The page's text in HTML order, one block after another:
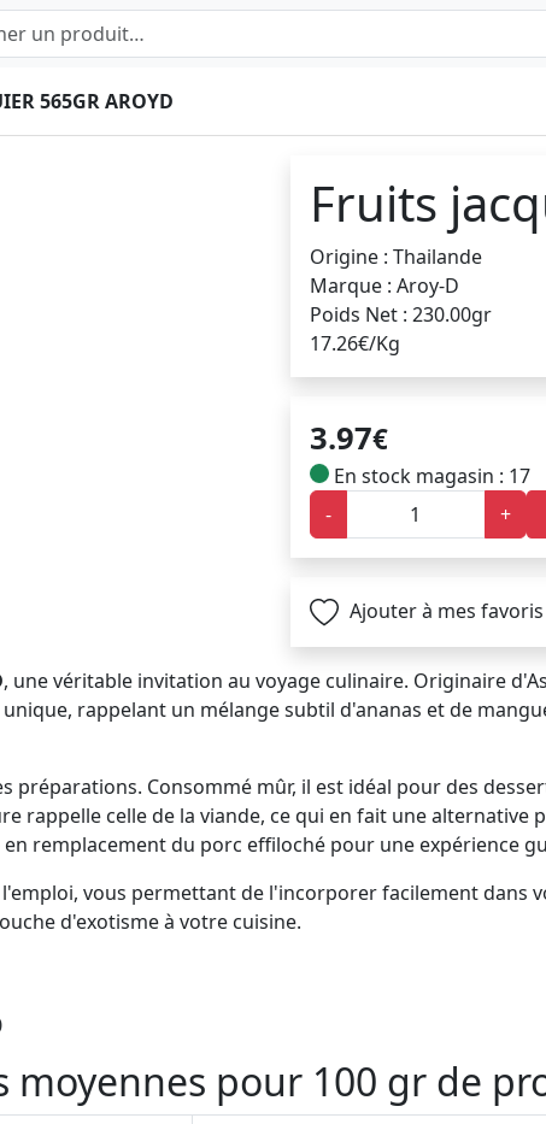
565GR AROYD
Fruits
Origine : Thailande
Marque : Aroy-D
Poids Net : 230.00gr
17.26€/Kg
3.97€
En stock magasin : 17
-
+
Ajouter à mes favoris
, une véritable invitation au voyage culinaire. Originaire
rappelant un mélange subtil d'ananas et de
préparations. Consommé mûr, il est idéal pour des
rappelle celle de la viande, ce qui en fait une alternative
remplacement du porc effiloché pour une expérience
vous permettant de l'incorporer facilement dans
d'exotisme à votre cuisine.
pour 100 gr de